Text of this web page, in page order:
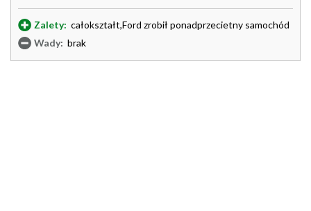
Zalety: całokształt,Ford zrobił ponadprzecietny samochód
Wady: brak